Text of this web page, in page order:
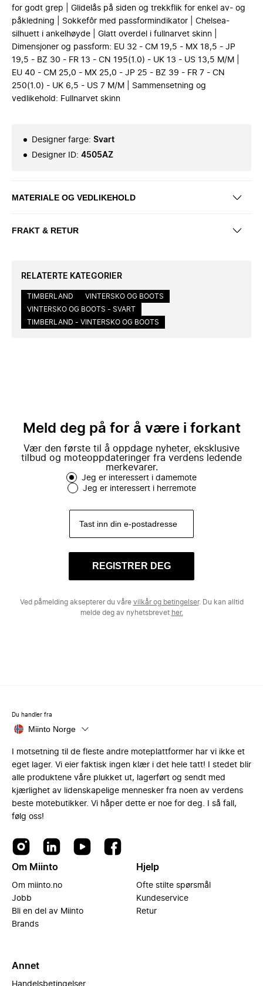
for godt grep | Glidelås på siden og trekkflik for enkel av- og
påkledning | Sokkefôr med passformindikator | Chelsea-
silhuett i ankelhøyde | Glatt overdel i fullnarvet skinn |
Dimensjoner og passform: EU 32 - CM 19,5 - MX 18,5 - JP
19,5 - BZ 30 - FR 13 - CN 195(1.0) - UK 13 - US 13,5 M/M |
EU 40 - CM 25,0 - MX 25,0 - JP 25 - BZ 39 - FR 7 - CN
250(1.0) - UK 6,5 - US 7 M/M | Sammensetning og
vedlikehold: Fullnarvet skinn
Designer farge: Svart
Designer ID: 4505AZ
MATERIALE OG VEDLIKEHOLD
FRAKT & RETUR
RELATERTE KATEGORIER
TIMBERLAND
VINTERSKO OG BOOTS
VINTERSKO OG BOOTS - SVART
TIMBERLAND - VINTERSKO OG BOOTS
Meld deg på for å være i forkant
Vær den første til å oppdage nyheter, eksklusive
tilbud og moteoppdateringer fra verdens ledende
merkevarer.
Jeg er interessert i damemote
Jeg er interessert i herremote
REGISTRER DEG
Ved påmelding aksepterer du våre vilkår og betingelser. Du kan alltid
melde deg av nyhetsbrevet her.
Du handler fra
Miinto Norge
I motsetning til de fleste andre moteplattformer har vi ikke et
eget lager. Vi eier faktisk ingen klær i det hele tatt! I stedet blir
alle produktene våre plukket ut, lagerført og sendt med
kjærlighet av lidenskapelige mennesker fra noen av verdens
beste motebutikker. Vi håper dette er noe for deg. I så fall,
følg oss!
Om Miinto
Om miinto.no
Jobb
Bli en del av Miinto
Brands
Hjelp
Ofte stilte spørsmål
Kundeservice
Retur
Annet
Handelsbetingelser